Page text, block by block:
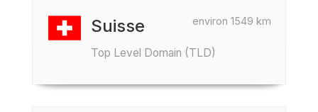
environ 1549 km
Suisse
Top Level Domain (TLD)